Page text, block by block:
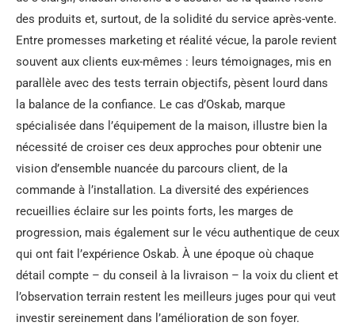
des produits et, surtout, de la solidité du service après-vente.
Entre promesses marketing et réalité vécue, la parole revient
souvent aux clients eux-mêmes : leurs témoignages, mis en
parallèle avec des tests terrain objectifs, pèsent lourd dans
la balance de la confiance. Le cas d’Oskab, marque
spécialisée dans l’équipement de la maison, illustre bien la
nécessité de croiser ces deux approches pour obtenir une
vision d’ensemble nuancée du parcours client, de la
commande à l’installation. La diversité des expériences
recueillies éclaire sur les points forts, les marges de
progression, mais également sur le vécu authentique de ceux
qui ont fait l’expérience Oskab. À une époque où chaque
détail compte – du conseil à la livraison – la voix du client et
l’observation terrain restent les meilleurs juges pour qui veut
investir sereinement dans l’amélioration de son foyer.